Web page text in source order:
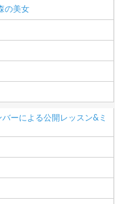
の美女
ーによる公開レッスン&ミ